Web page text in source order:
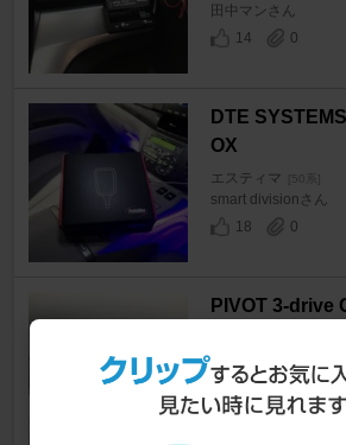
田中マンさん
14
0
DTE
OX
エスティマ [50系]
smart divisionさん
18
0
PIVOT 3-drive
エスティマ [50系]
キ・タさん
13
0